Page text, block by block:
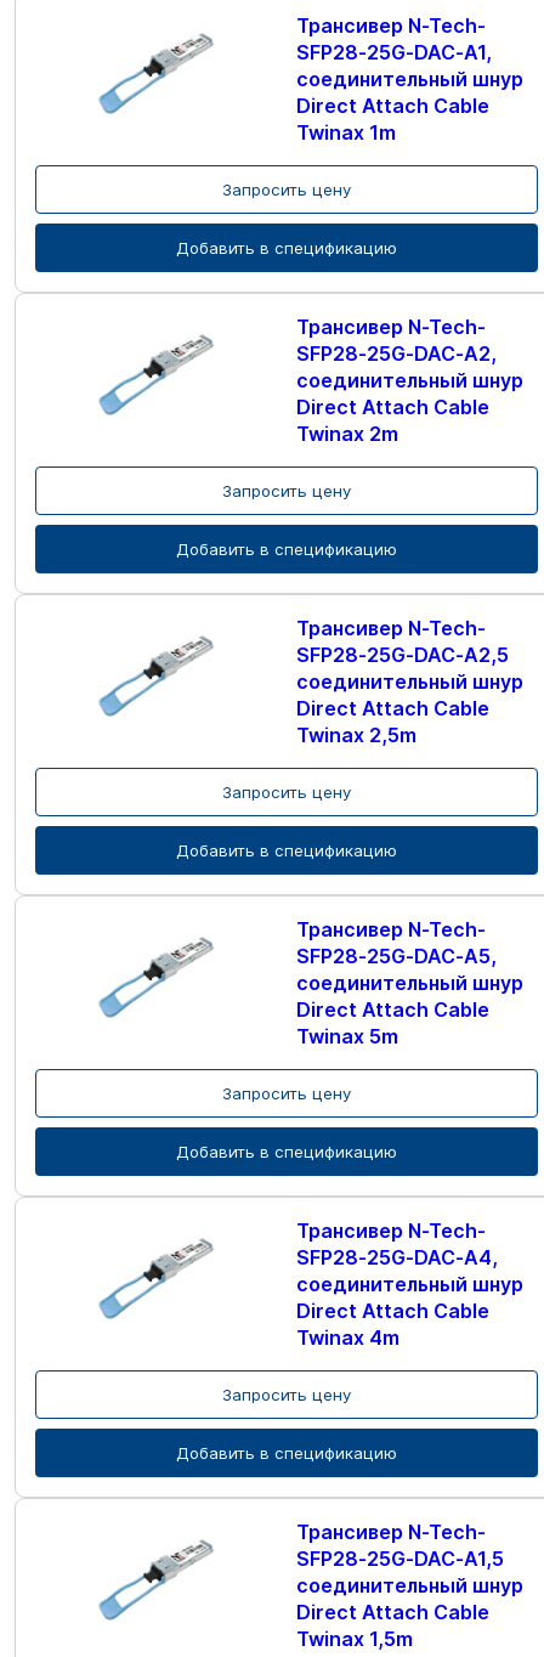
Трансивер N-Tech-
SFP28-25G-DAC-A1,
соединительный шнур
Direct Attach Cable
Twinax 1m
Запросить цену
Добавить в спецификацию
Трансивер N-Tech-
SFP28-25G-DAC-A2,
соединительный шнур
Direct Attach Cable
Twinax 2m
Запросить цену
Добавить в спецификацию
Трансивер N-Tech-
SFP28-25G-DAC-A2,5
соединительный шнур
Direct Attach Cable
Twinax 2,5m
Запросить цену
Добавить в спецификацию
Трансивер N-Tech-
SFP28-25G-DAC-A5,
соединительный шнур
Direct Attach Cable
Twinax 5m
Запросить цену
Добавить в спецификацию
Трансивер N-Tech-
SFP28-25G-DAC-A4,
соединительный шнур
Direct Attach Cable
Twinax 4m
Запросить цену
Добавить в спецификацию
Трансивер N-Tech-
SFP28-25G-DAC-A1,5
соединительный шнур
Direct Attach Cable
Twinax 1,5m